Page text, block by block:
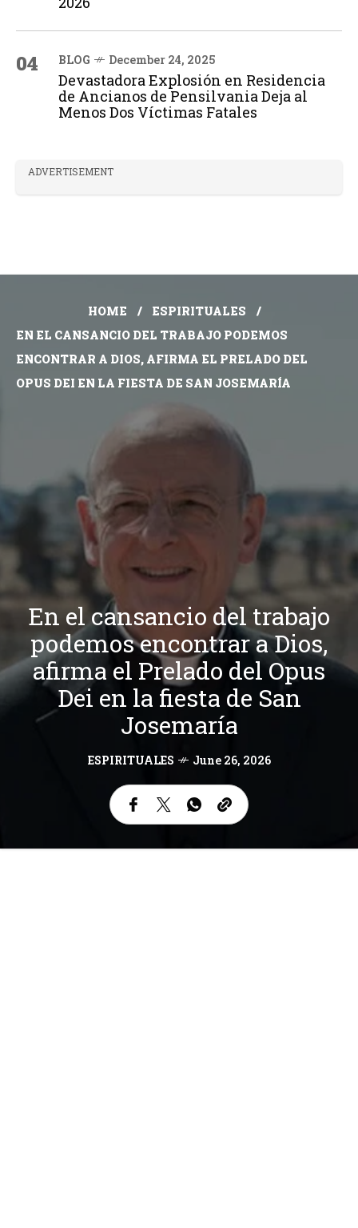
04 BLOG December 24, 2025
Devastadora Explosión en Residencia
de Ancianos de Pensilvania Deja al
Menos Dos Víctimas Fatales
ADVERTISEMENT
HOME
ESPIRITUALES
EN EL CANSANCIO DEL TRABAJO PODEMOS
ENCONTRAR A DIOS, AFIRMA EL PRELADO DEL
OPUS DEI EN LA FIESTA DE SAN JOSEMARÍA
En el cansancio del trabajo
podemos encontrar a Dios,
afirma el Prelado del Opus
Dei en la fiesta de San
Josemaría
ESPIRITUALES June 26, 2026